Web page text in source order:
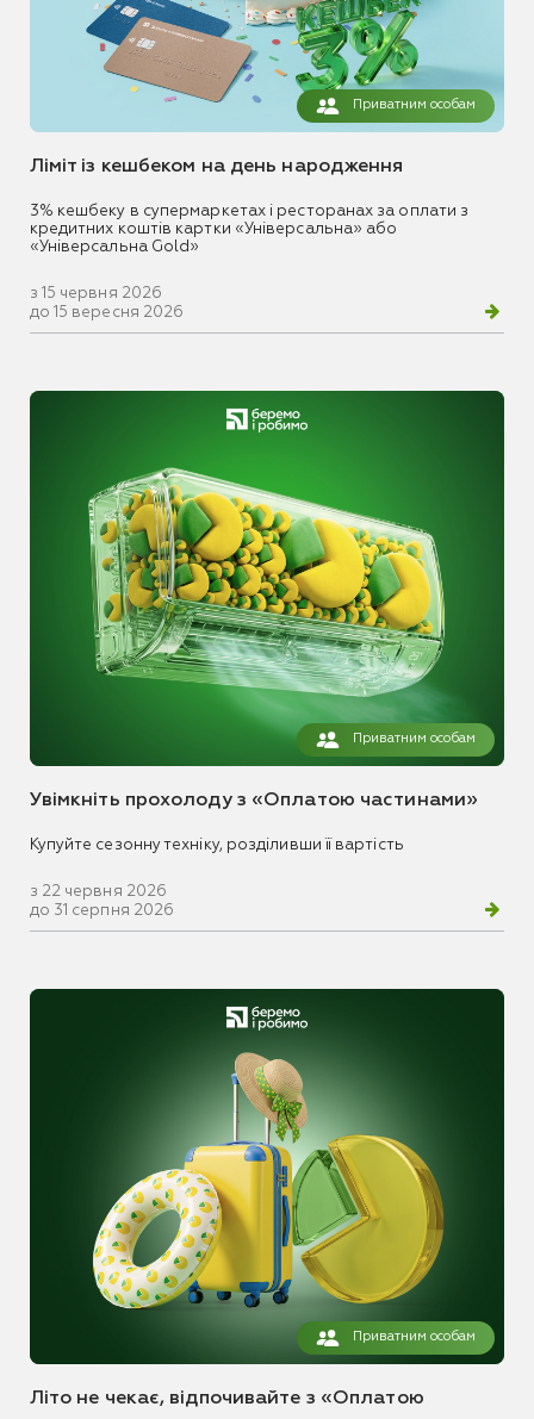
Приватним особам
Ліміт із кешбеком на день народження
3% кешбеку в супермаркетах і ресторанах за оплати з
кредитних коштів картки «Універсальна» або
«Універсальна Gold»
з 15 червня 2026
до 15 вересня 2026
Приватним особам
Увімкніть прохолоду з «Оплатою частинами»
Купуйте сезонну техніку, розділивши її вартість
з 22 червня 2026
до 31 серпня 2026
Приватним особам
Літо не чекає, відпочивайте з «Оплатою